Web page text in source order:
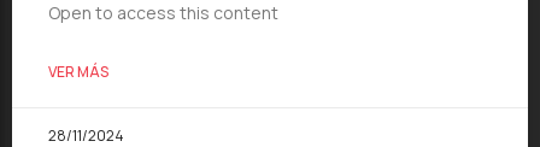
Open to access this content
VER MÁS
28/11/2024